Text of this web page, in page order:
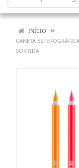
INÍCIO
CANETA
SORTIDA